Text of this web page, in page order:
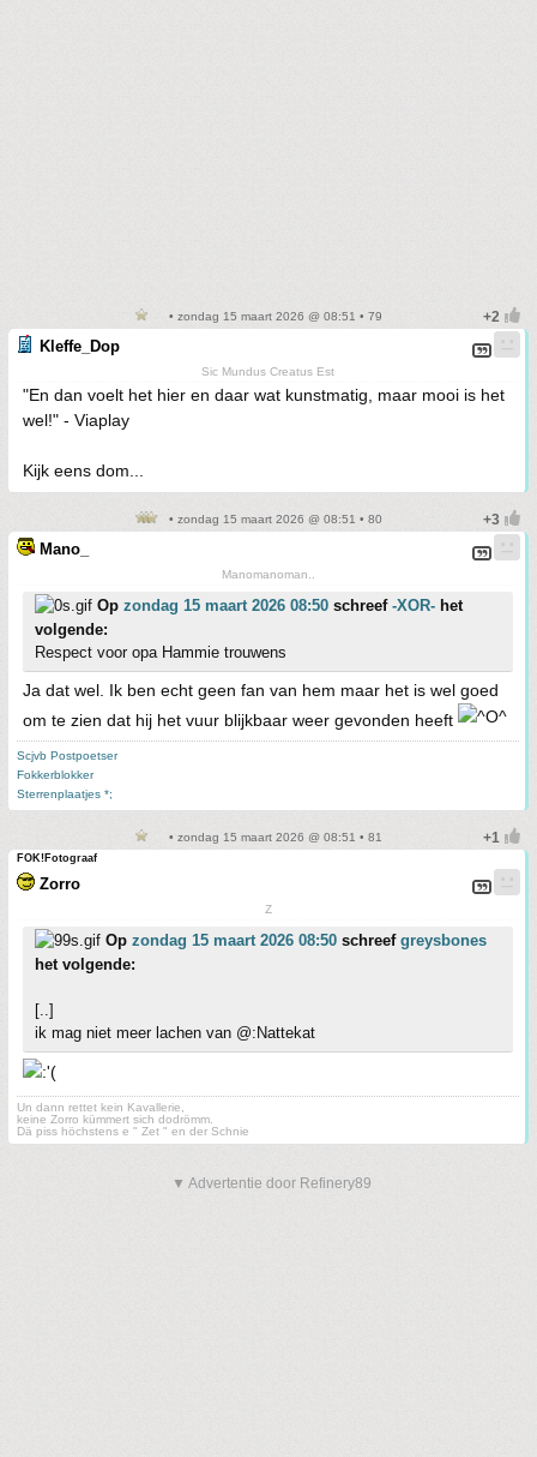
• zondag 15 maart 2026 @ 08:51 • 79
Kleffe_Dop
Sic Mundus Creatus Est
"En dan voelt het hier en daar wat kunstmatig, maar mooi is het
wel!" - Viaplay
Kijk eens dom...
• zondag 15 maart 2026 @ 08:51 • 80
Mano_
Manomanoman..
Op zondag 15 maart 2026 08:50 schreef -XOR- het
volgende:
Respect voor opa Hammie trouwens
Ja dat wel. Ik ben echt geen fan van hem maar het is wel goed
om te zien dat hij het vuur blijkbaar weer gevonden heeft
Scjvb Postpoetser
Fokkerblokker
Sterrenplaatjes *;
• zondag 15 maart 2026 @ 08:51 • 81
FOK!Fotograaf
Zorro
Z
Op zondag 15 maart 2026 08:50 schreef greysbones
het volgende:
[..]
ik mag niet meer lachen van @:Nattekat
Un dann rettet kein Kavallerie,
keine Zorro kümmert sich dodrömm.
Dä piss höchstens e " Zet " en der Schnie
▼ Advertentie door Refinery89